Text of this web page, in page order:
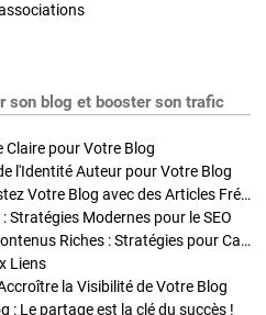
son blog et booster son trafic
Claire pour Votre Blog
l'Identité Auteur pour Votre Blog
Stratégies de Publication : Boostez Votre Blog avec des Articles Fréquents et Exclusifs
Stratégies Modernes pour le SEO
Enrichir Vos Articles avec des Contenus Riches : Stratégies pour Captiver et Optimiser
Liens
la Visibilité de Votre Blog
: Le partage est la clé du succès !